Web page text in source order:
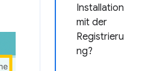
Installation
mit der
Registrieru
ng?